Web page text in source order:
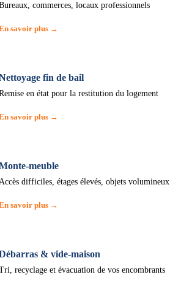
commerces, locaux professionnels
savoir plus →
fin de bail
en état pour la restitution du logement
savoir plus →
meuble
difficiles, étages élevés, objets volumineux
savoir plus →
& vide-maison
recyclage et évacuation de vos encombrants